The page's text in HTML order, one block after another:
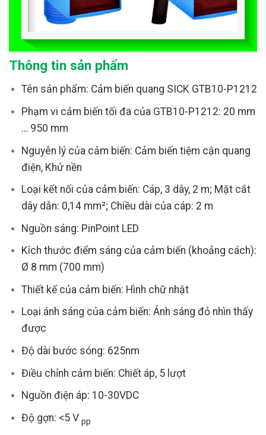
Thông tin sản phẩm
Tên sản phẩm: Cảm biến quang SICK GTB10-P1212
Phạm vi cảm biến tối đa của GTB10-P1212: 20 mm
… 950 mm
Nguyên lý của cảm biến: Cảm biến tiệm cận quang
điện, Khử nền
Loại kết nối của cảm biến: Cáp, 3 dây, 2 m; Mặt cắt
dây dẫn: 0,14 mm²; Chiều dài của cáp: 2 m
Nguồn sáng: PinPoint LED
Kích thước điểm sáng của cảm biến (khoảng cách):
Ø 8 mm (700 mm)
Thiết kế của cảm biến: Hình chữ nhật
Loại ánh sáng của cảm biến: Ánh sáng đỏ nhìn thấy
được
Độ dài bước sóng: 625nm
Điều chỉnh cảm biến: Chiết áp, 5 lượt
Nguồn điện áp: 10-30VDC
Độ gợn: <5 V pp